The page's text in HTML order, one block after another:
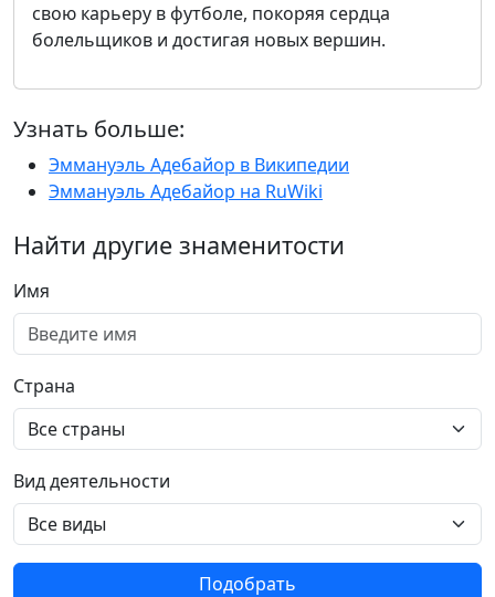
свою карьеру в футболе, покоряя сердца
болельщиков и достигая новых вершин.
Узнать больше:
Эммануэль Адебайор в Википедии
Эммануэль Адебайор на RuWiki
Найти другие знаменитости
Имя
Страна
Вид деятельности
Подобрать